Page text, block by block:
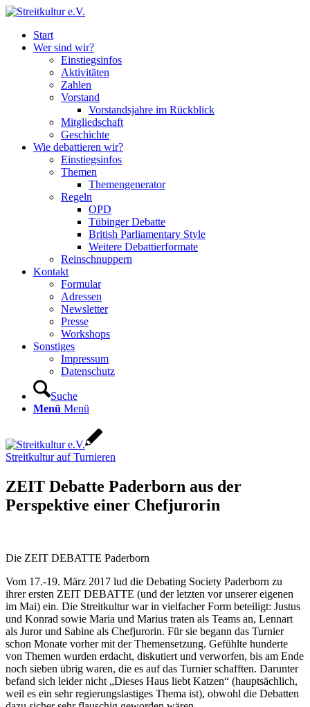
Start
Wer sind wir?
Einstiegsinfos
Aktivitäten
Zahlen
Vorstand
Vorstandsjahre im Rückblick
Mitgliedschaft
Geschichte
Wie debattieren wir?
Einstiegsinfos
Themen
Themengenerator
Regeln
OPD
Tübinger Debatte
British Parliamentary Style
Weitere Debattierformate
Reinschnuppern
Kontakt
Formular
Adressen
Newsletter
Presse
Workshops
Sonstiges
Impressum
Datenschutz
Suche
Menü Menü
Streitkultur auf Turnieren
ZEIT Debatte Paderborn aus der
Perspektive einer Chefjurorin
Die ZEIT DEBATTE Paderborn
Vom 17.-19. März 2017 lud die Debating Society Paderborn zu
ihrer ersten ZEIT DEBATTE (und der letzten vor unserer eigenen
im Mai) ein. Die Streitkultur war in vielfacher Form beteiligt: Justus
und Konrad sowie Maria und Marius traten als Teams an, Lennart
als Juror und Sabine als Chefjurorin. Für sie begann das Turnier
schon Monate vorher mit der Themensetzung. Gefühlte hunderte
von Themen wurden erdacht, diskutiert und verworfen, bis am Ende
noch sieben übrig waren, die es auf das Turnier schafften. Darunter
befand sich leider nicht „Dieses Haus liebt Katzen“ (hauptsächlich,
weil es ein sehr regierungslastiges Thema ist), obwohl die Debatten